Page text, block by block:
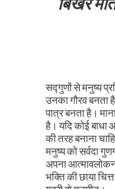
सद्गुणों से मनुष्य
उनका गौरव बनता
पात्र बनता है।
है। यदि कोई
की तरह बनाना
मनुष्य को सर्वदा
अपना आत्मावलोकन
भक्ति की छाया